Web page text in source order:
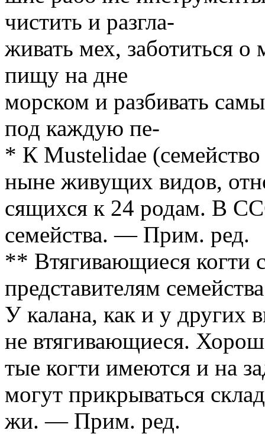
чистить и разгла-
живать мех, заботиться
пищу на дне
морском и разбивать
под каждую пе-
* К Mustelidae
ныне живущих видов,
сящихся к 24 родам. В
семейства. — Прим. ред.
** Втягивающиеся когти
представителям
У калана, как и у других
не втягивающиеся.
тые когти имеются и на
могут прикрываться
жи. — Прим. ред.